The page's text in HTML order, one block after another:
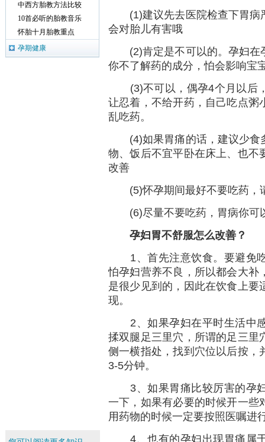
(1)建议先去医院检查下胃病
会对胎儿有害哦
(2)肯定是不可以的。孕妇在
你不了解药的成分，怕会影响宝
(3)不可以，偶孕4个月以后
让忍着，不给开药，自己吃点粥
乱吃药。
(4)如果胃痛的话，建议少食
物、饭后不宜平卧在床上、也不
改善
(5)怀孕期间最好不要吃药，
(6)尽量不要吃药，胃病你可
孕妇胃不舒服怎么改善？
1、首先注意饮食。要避免吃
怕孕妇营养不良，所以都会大补
是很少见到的，因此在饮食上要
现。
2、如果孕妇在平时生活中感
揉双腿足三里穴，所谓的足三里
侧一横指处，找到穴位以后按，
3-5分钟。
3、如果胃痛比较厉害的孕妇
一下，如果有必要的时候开一些
用药物的时候一定要按照医嘱进
4、也有的孕妇出现胃痛属
中西方胎教方法比较
10首必听的胎教音乐
怀胎十月胎教重点
孕期健康